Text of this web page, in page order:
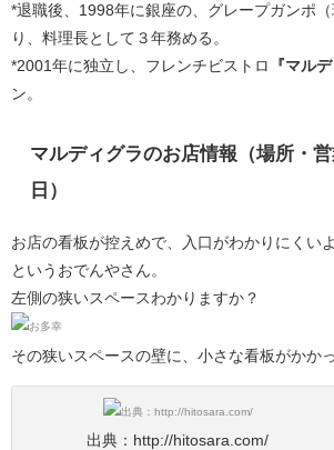
*退職後、1998年に銀座の、グレープガンポ
り、料理長として３年務める。
*2001年に独立し、フレンチビストロ
『マル
ン。
マルディグラのお店情報（場所・
日）
お店の看板が控えめで、入口がわかりにくい
というおでんやさん。
左側の狭いスペースわかりますか？
その狭いスペースの壁に、小さな看板がかか
出典：http://hitosara.com/